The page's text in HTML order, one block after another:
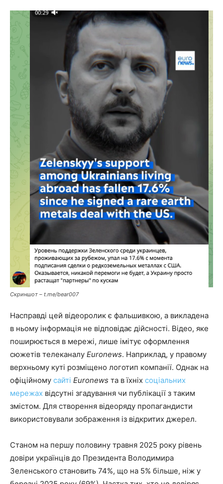
Скриншот – t.me/bear007
Насправді цей відеоролик є фальшивкою, а викладена
в ньому інформація не відповідає дійсності. Відео, яке
поширюється в мережі, лише імітує оформлення
сюжетів телеканалу Euronews. Наприклад, у правому
верхньому куті розміщено логотип компанії. Однак на
офіційному сайті Euronews та в їхніх соціальних
мережах відсутні згадування чи публікації з таким
змістом. Для створення відеоряду пропагандисти
використовували зображення із відкритих джерел.
Станом на першу половину травня 2025 року рівень
довіри українців до Президента Володимира
Зеленського становить 74%, що на 5% більше, ніж у